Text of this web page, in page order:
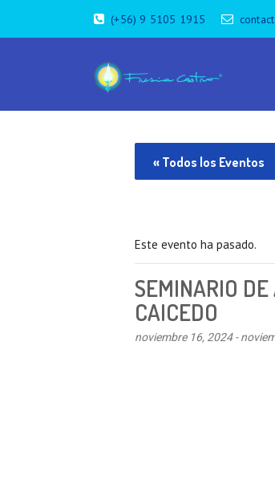
(+56) 9 5105 1915
« Todos los Eventos
Este evento ha pasado.
SEMINARIO
CAICEDO
noviembre 16, 2024-